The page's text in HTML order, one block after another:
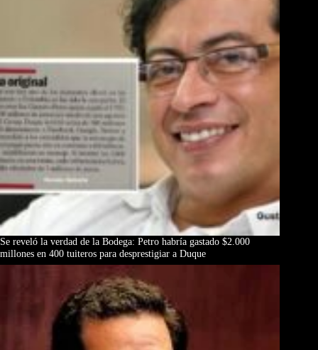
Se reveló la verdad de la Bodega: Petro habría gastado $2.000
millones en 400 tuiteros para desprestigiar a Duque